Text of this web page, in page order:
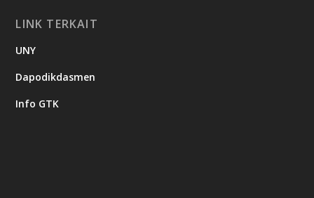
LINK TERKAIT
UNY
Dapodikdasmen
Info GTK